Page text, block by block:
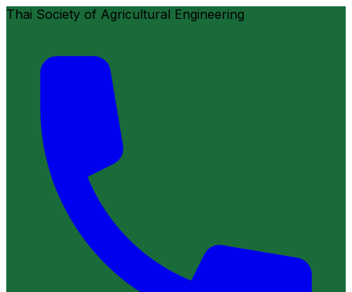
Thai Society of Agricultural Engineering